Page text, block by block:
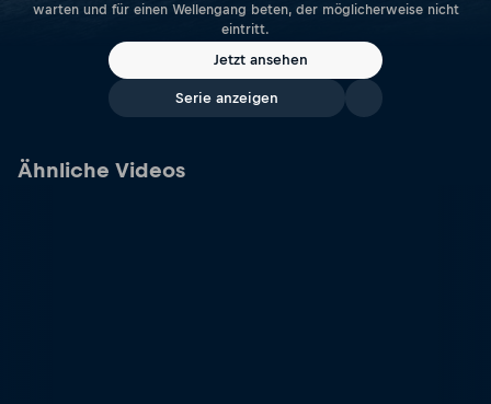
warten und für einen Wellengang beten, der möglicherweise nicht
eintritt.
Jetzt ansehen
Serie anzeigen
Ähnliche Videos